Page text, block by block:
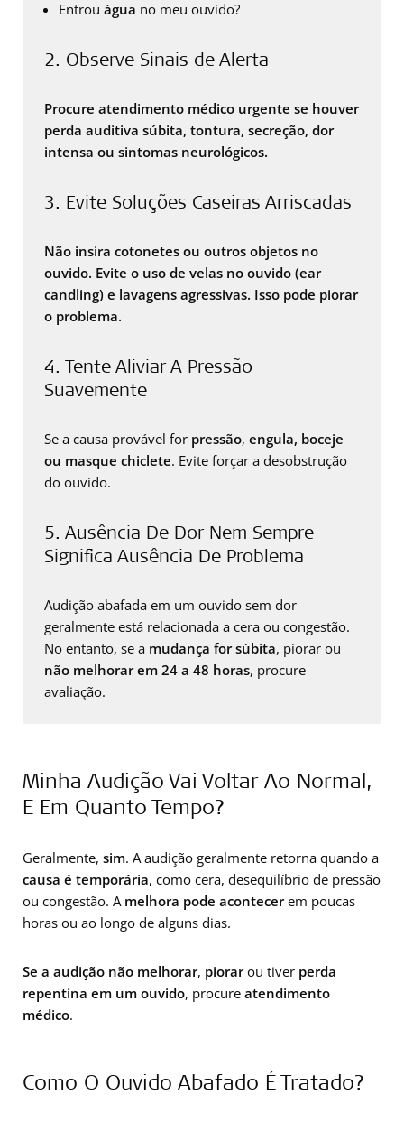
Entrou água no meu ouvido?
2. Observe Sinais de Alerta
Procure atendimento médico urgente se houver
perda auditiva súbita, tontura, secreção, dor
intensa ou sintomas neurológicos.
3. Evite Soluções Caseiras Arriscadas
Não insira cotonetes ou outros objetos no
ouvido. Evite o uso de velas no ouvido (ear
candling) e lavagens agressivas. Isso pode piorar
o problema.
4. Tente Aliviar A Pressão
Suavemente
Se a causa provável for pressão, engula, boceje
ou masque chiclete. Evite forçar a desobstrução
do ouvido.
5. Ausência De Dor Nem Sempre
Significa Ausência De Problema
Audição abafada em um ouvido sem dor
geralmente está relacionada a cera ou congestão.
No entanto, se a mudança for súbita, piorar ou
não melhorar em 24 a 48 horas, procure
avaliação.
Minha Audição Vai Voltar Ao Normal,
E Em Quanto Tempo?
Geralmente, sim. A audição geralmente retorna quando a
causa é temporária, como cera, desequilíbrio de pressão
ou congestão. A melhora pode acontecerem poucas
horas ou ao longo de alguns dias.
Se a audição não melhorar, piorarou tiver perda
repentina em um ouvido, procure atendimento
médico.
Como O Ouvido Abafado É Tratado?